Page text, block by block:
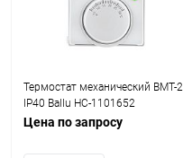
Термостат механический BMT-2
IP40 Ballu НС-1101652
Цена по запросу